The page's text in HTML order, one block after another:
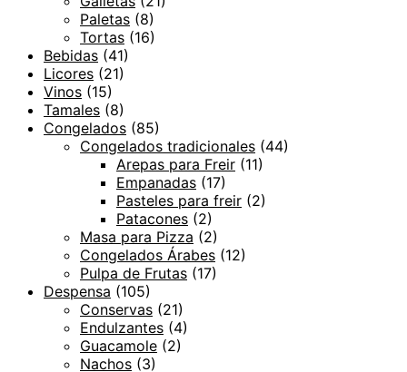
Paletas (8)
Tortas (16)
Bebidas (41)
Licores (21)
Vinos (15)
Tamales (8)
Congelados (85)
Congelados tradicionales (44)
Arepas para Freir (11)
Empanadas (17)
Pasteles para freir (2)
Patacones (2)
Masa para Pizza (2)
Congelados Árabes (12)
Pulpa de Frutas (17)
Despensa (105)
Conservas (21)
Endulzantes (4)
Guacamole (2)
Nachos (3)